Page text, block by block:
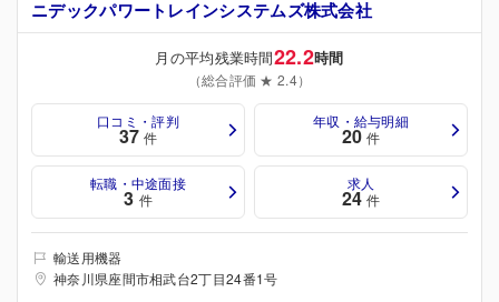
ニデックパワートレインシステムズ株式会社
月の平均残業時間22.2時間
（総合評価 ★ 2.4）
口コミ・評判
37 件
年収・給与明細
20 件
転職・中途面接
3 件
求人
24 件
輸送用機器
神奈川県座間市相武台2丁目24番1号